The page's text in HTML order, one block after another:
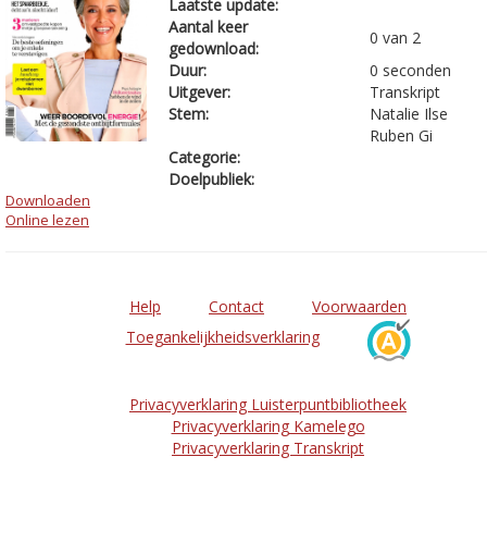
Laatste update:
Aantal keer
gedownload:
0 van 2
Duur:
0 seconden
Uitgever:
Transkript
Stem:
Natalie Ilse
Ruben Gi
Categorie:
Doelpubliek:
Downloaden
Online lezen
Help Contact
Voorwaarden
Toegankelijkheidsverklaring
Privacyverklaring Luisterpuntbibliotheek
Privacyverklaring Kamelego
Privacyverklaring Transkript